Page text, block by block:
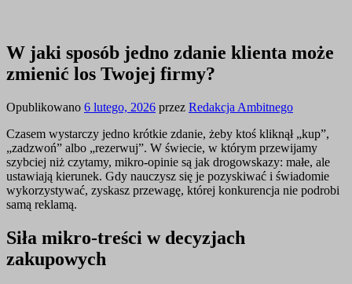
W jaki sposób jedno zdanie klienta może
zmienić los Twojej firmy?
Opublikowano 6 lutego, 2026 przez Redakcja Ambitnego
Czasem wystarczy jedno krótkie zdanie, żeby ktoś kliknął „kup”,
„zadzwoń” albo „rezerwuj”. W świecie, w którym przewijamy
szybciej niż czytamy, mikro-opinie są jak drogowskazy: małe, ale
ustawiają kierunek. Gdy nauczysz się je pozyskiwać i świadomie
wykorzystywać, zyskasz przewagę, której konkurencja nie podrobi
samą reklamą.
Siła mikro-treści w decyzjach
zakupowych